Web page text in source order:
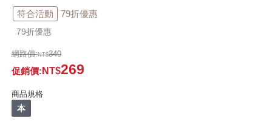
符合活動 79折優惠
79折優惠
網路價: 340
促銷價: 269
商品規格
本